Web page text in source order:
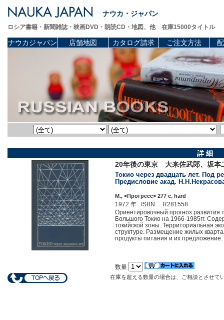
ナウカ・ジャパン
ロシア書籍・新聞雑誌・映画DVD・朗読CD・地図、他 在庫15000タイトル
ナウカジャパン 店舗地図 カタログ請求 ご注文方法
詳 細
20年後の東京 大来佐武郎、坂
Токио через двадцать лет. Под
Предисловие акад.
М., <Прогресс> 277 c. hard
1972 年 ISBN R281558
Ориентировочный прогноз развития
Большого Токио на 1966-1985гг.
токийской зоны. Территориальная
структуре. Размещение жилых
продукты питания и их
数量
在庫を超える数量の場合は、ご相談とさせて